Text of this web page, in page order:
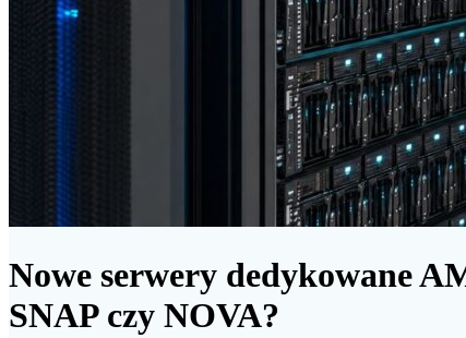
Nowe serwery dedykowane
SNAP czy NOVA?